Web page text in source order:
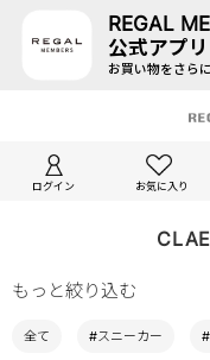
REGAL
公式アプリ
お買い物をさら
ログイン お気に入り
もっと絞り込む
全て #スニーカー